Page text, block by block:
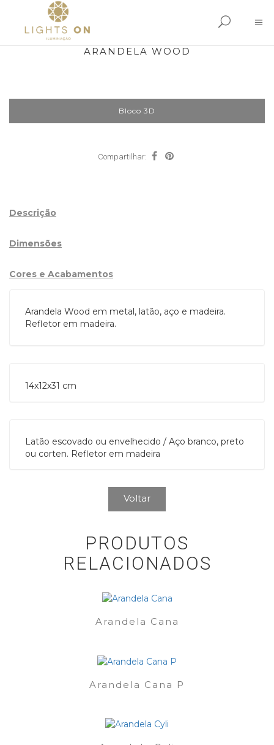
ARANDELA WOOD
Bloco 3D
Compartilhar:
Descrição
Dimensões
Cores e Acabamentos
Arandela Wood em metal, latão, aço e madeira.
Refletor em madeira.
14x12x31 cm
Latão escovado ou envelhecido / Aço branco, preto
ou corten. Refletor em madeira
Voltar
PRODUTOS
RELACIONADOS
Arandela Cana
Arandela Cana P